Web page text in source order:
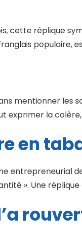
cette réplique
populaire,
mentionner les
exprimer la
en
entrepreneurial
». Une